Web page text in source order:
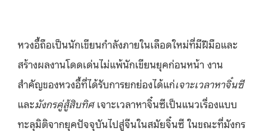
หวงอี้ถือเป็นนักเขียนกำลังภายในเลือดใหม่ที่มีฝีมือและ
สร้างผลงานโดดเด่นไม่แพ้นักเขียนยุคก่อนหน้า งาน
สำคัญของหวงอี้ที่ได้รับการยกย่องได้แก่เจาะเวลาหาจิ๋นซี
และมังกรคู่สู้สิบทิศเจาะเวลาหาจิ๋นซีเป็นแนวเรื่องแบบ
ทะลุมิติจากยุคปัจจุบันไปสู่จีนในสมัยจิ๋นซี ในขณะที่มังกร